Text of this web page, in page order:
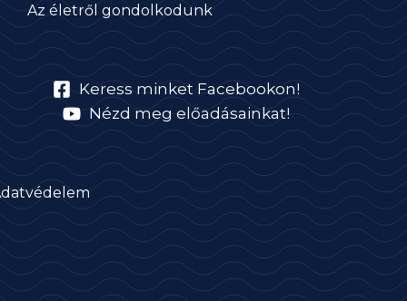
Az életről gondolkodunk
Keress minket Facebookon!
Nézd meg előadásainkat!